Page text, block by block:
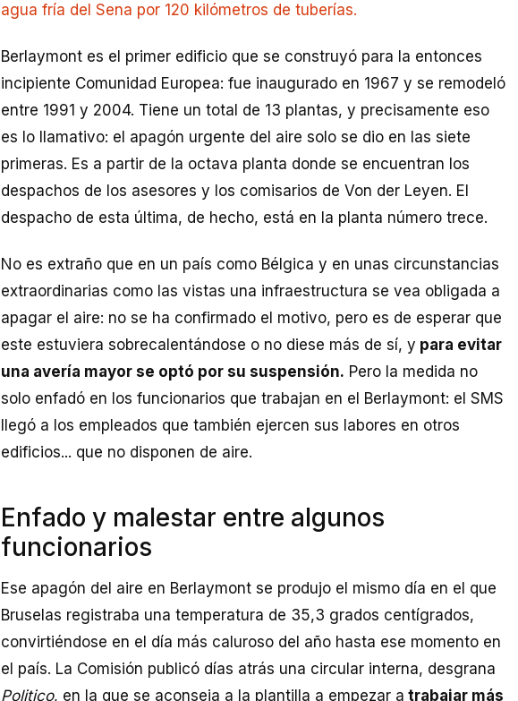
agua fría del Sena por 120 kilómetros de tuberías.
Berlaymont es el primer edificio que se construyó para la entonces
incipiente Comunidad Europea: fue inaugurado en 1967 y se remodeló
entre 1991 y 2004. Tiene un total de 13 plantas, y precisamente eso
es lo llamativo: el apagón urgente del aire solo se dio en las siete
primeras. Es a partir de la octava planta donde se encuentran los
despachos de los asesores y los comisarios de Von der Leyen. El
despacho de esta última, de hecho, está en la planta número trece.
No es extraño que en un país como Bélgica y en unas circunstancias
extraordinarias como las vistas una infraestructura se vea obligada a
apagar el aire: no se ha confirmado el motivo, pero es de esperar que
este estuviera sobrecalentándose o no diese más de sí, y para evitar
una avería mayor se optó por su suspensión. Pero la medida no
solo enfadó en los funcionarios que trabajan en el Berlaymont: el SMS
llegó a los empleados que también ejercen sus labores en otros
edificios... que no disponen de aire.
Enfado y malestar entre algunos
funcionarios
Ese apagón del aire en Berlaymont se produjo el mismo día en el que
Bruselas registraba una temperatura de 35,3 grados centígrados,
convirtiéndose en el día más caluroso del año hasta ese momento en
el país. La Comisión publicó días atrás una circular interna, desgrana
Politico, en la que se aconseja a la plantilla a empezar a trabajar más